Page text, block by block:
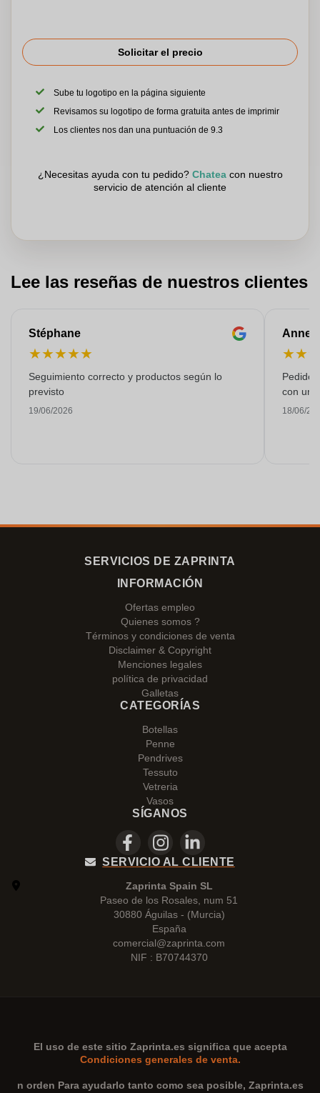
Solicitar el precio
Sube tu logotipo en la página siguiente
Revisamos su logotipo de forma gratuita antes de imprimir
Los clientes nos dan una puntuación de 9.3
¿Necesitas ayuda con tu pedido? Chateacon nuestro
servicio de atención al cliente
Lee las reseñas de nuestros clientes
Stéphane
★★★★★
Seguimiento correcto y productos según lo
previsto
19/06/2026
Anne-
★★
Pedido
con
18/06/
SERVICIOS DE ZAPRINTA
INFORMACIÓN
Ofertas empleo
Quienes somos ?
Términos y condiciones de venta
Disclaimer & Copyright
Menciones legales
política de privacidad
Galletas
CATEGORÍAS
Botellas
Penne
Pendrives
Tessuto
Vetreria
Vasos
SÍGANOS
SERVICIO AL CLIENTE
Zaprinta Spain SL
Paseo de los Rosales, num 51
30880 Águilas - (Murcia)
España
comercial@zaprinta.com
NIF : B70744370
El uso de este sitio Zaprinta.es significa que acepta
Condiciones generales de venta.
n orden Para ayudarlo tanto como sea posible, Zaprinta.es